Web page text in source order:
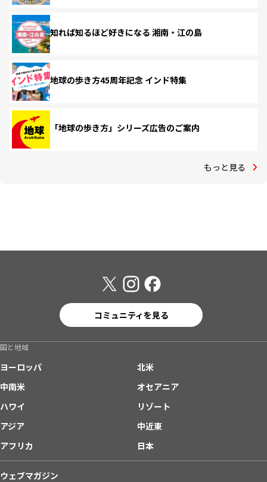
知れば知るほど好きになる 湘南・江の島
地球の歩き方45周年記念 インド特集
「地球の歩き方」シリーズ広告のご案内
もっと見る
コミュニティを見る
国と地域
ヨーロッパ
北米
中南米
オセアニア
ハワイ
リゾート
アジア
中近東
アフリカ
日本
ウェブマガジン